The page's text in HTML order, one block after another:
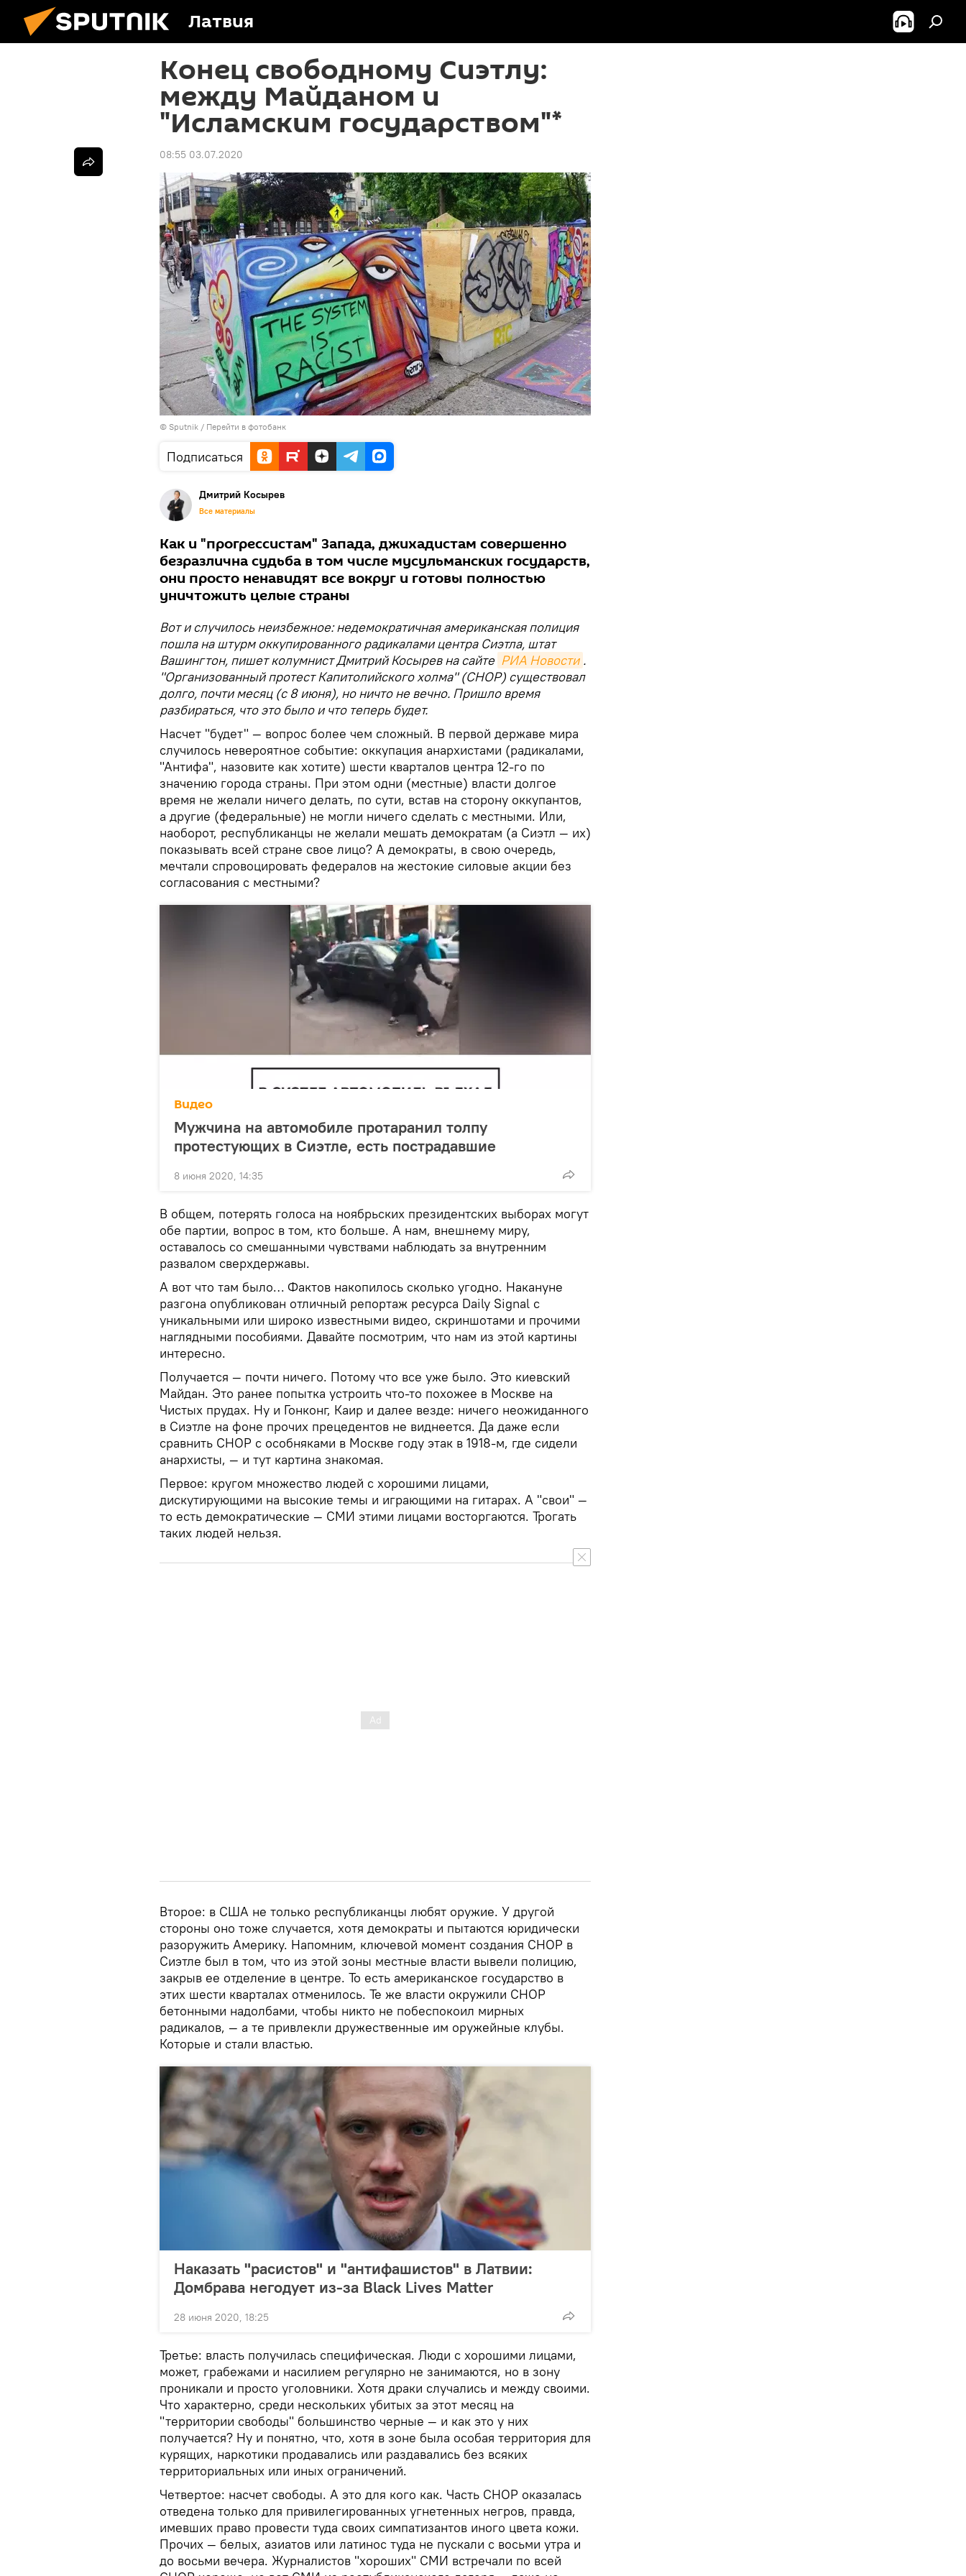
Латвия
Конец свободному Сиэтлу:
между Майданом и
"Исламским государством"*
08:55 03.07.2020
© Sputnik / Перейти в фотобанк
Подписаться
Дмитрий Косырев
Все материалы
Как и "прогрессистам" Запада, джихадистам совершенно
безразлична судьба в том числе мусульманских государств,
они просто ненавидят все вокруг и готовы полностью
уничтожить целые страны
Вот и случилось неизбежное: недемократичная американская полиция
пошла на штурм оккупированного радикалами центра Сиэтла, штат
Вашингтон, пишет колумнист Дмитрий Косырев на сайте РИА Новости .
"Организованный протест Капитолийского холма" (CHOP) существовал
долго, почти месяц (с 8 июня), но ничто не вечно. Пришло время
разбираться, что это было и что теперь будет.
Насчет "будет" — вопрос более чем сложный. В первой державе мира
случилось невероятное событие: оккупация анархистами (радикалами,
"Антифа", назовите как хотите) шести кварталов центра 12-го по
значению города страны. При этом одни (местные) власти долгое
время не желали ничего делать, по сути, встав на сторону оккупантов,
а другие (федеральные) не могли ничего сделать с местными. Или,
наоборот, республиканцы не желали мешать демократам (а Сиэтл — их)
показывать всей стране свое лицо? А демократы, в свою очередь,
мечтали спровоцировать федералов на жестокие силовые акции без
согласования с местными?
Видео
Мужчина на автомобиле протаранил толпу
протестующих в Сиэтле, есть пострадавшие
8 июня 2020, 14:35
В общем, потерять голоса на ноябрьских президентских выборах могут
обе партии, вопрос в том, кто больше. А нам, внешнему миру,
оставалось со смешанными чувствами наблюдать за внутренним
развалом сверхдержавы.
А вот что там было… Фактов накопилось сколько угодно. Накануне
разгона опубликован отличный репортаж ресурса Daily Signal с
уникальными или широко известными видео, скриншотами и прочими
наглядными пособиями. Давайте посмотрим, что нам из этой картины
интересно.
Получается — почти ничего. Потому что все уже было. Это киевский
Майдан. Это ранее попытка устроить что-то похожее в Москве на
Чистых прудах. Ну и Гонконг, Каир и далее везде: ничего неожиданного
в Сиэтле на фоне прочих прецедентов не виднеется. Да даже если
сравнить CHOP с особняками в Москве году этак в 1918-м, где сидели
анархисты, — и тут картина знакомая.
Первое: кругом множество людей с хорошими лицами,
дискутирующими на высокие темы и играющими на гитарах. А "свои" —
то есть демократические — СМИ этими лицами восторгаются. Трогать
таких людей нельзя.
Второе: в США не только республиканцы любят оружие. У другой
стороны оно тоже случается, хотя демократы и пытаются юридически
разоружить Америку. Напомним, ключевой момент создания CHOP в
Сиэтле был в том, что из этой зоны местные власти вывели полицию,
закрыв ее отделение в центре. То есть американское государство в
этих шести кварталах отменилось. Те же власти окружили CHOP
бетонными надолбами, чтобы никто не побеспокоил мирных
радикалов, — а те привлекли дружественные им оружейные клубы.
Которые и стали властью.
Наказать "расистов" и "антифашистов" в Латвии:
Домбрава негодует из-за Black Lives Matter
28 июня 2020, 18:25
Третье: власть получилась специфическая. Люди с хорошими лицами,
может, грабежами и насилием регулярно не занимаются, но в зону
проникали и просто уголовники. Хотя драки случались и между своими.
Что характерно, среди нескольких убитых за этот месяц на
"территории свободы" большинство черные — и как это у них
получается? Ну и понятно, что, хотя в зоне была особая территория для
курящих, наркотики продавались или раздавались без всяких
территориальных или иных ограничений.
Четвертое: насчет свободы. А это для кого как. Часть CHOP оказалась
отведена только для привилегированных угнетенных негров, правда,
имевших право провести туда своих симпатизантов иного цвета кожи.
Прочих — белых, азиатов или латинос туда не пускали с восьми утра и
до восьми вечера. Журналистов "хороших" СМИ встречали по всей